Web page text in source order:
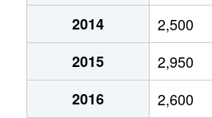
2,600万円
10,000万円
6,000万円
2014
2,500
2015
2,950
2016
2,600